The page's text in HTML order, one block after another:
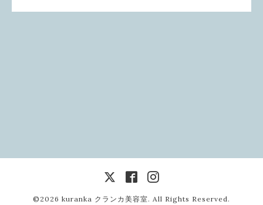
©2026 kuranka クランカ美容室. All Rights Reserved.